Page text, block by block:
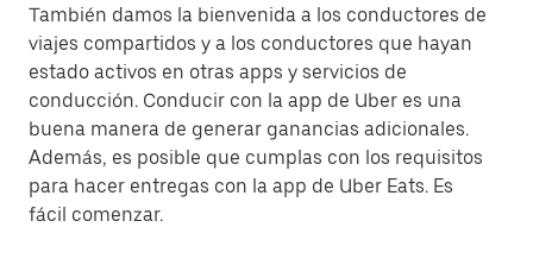
También damos la bienvenida a los conductores de
viajes compartidos y a los conductores que hayan
estado activos en otras apps y servicios de
conducción. Conducir con la app de Uber es una
buena manera de generar ganancias adicionales.
Además, es posible que cumplas con los requisitos
para hacer entregas con la app de Uber Eats. Es
fácil comenzar.